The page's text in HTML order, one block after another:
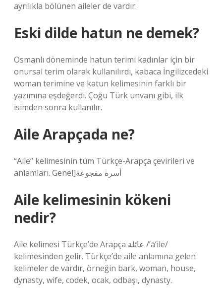
ayrılıkla bölünen aileler de vardır.
Eski dilde hatun ne demek?
Osmanlı döneminde hatun terimi kadınlar için bir
onursal terim olarak kullanılırdı, kabaca İngilizcedeki
woman terimine ve katun kelimesinin farklı bir
yazımına eşdeğerdi. Çoğu Türk unvanı gibi, ilk
isimden sonra kullanılır.
Aile Arapçada ne?
“Aile” kelimesinin tüm Türkçe-Arapça çevirileri ve
anlamları. Genel]أسرة مفجوعة
Aile kelimesinin kökeni
nedir?
Aile kelimesi Türkçe’de Arapça عائلة /’ā’ile/
kelimesinden gelir. Türkçe’de aile anlamına gelen
kelimeler de vardır, örneğin bark, woman, house,
dynasty, wife, codek, ocak, odbaşı, dynasty.